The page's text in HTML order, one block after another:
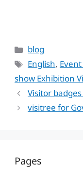
Categories
blog
Tags
English,
show Exhibition
Visitor
visitree for
Pages